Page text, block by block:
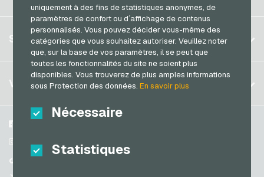
uniquement à des fins de statistiques anonymes, de
paramètres de confort ou d´affichage de contenus
personnalisés. Vous pouvez décider vous-même des
catégories que vous souhaitez autoriser. Veuillez noter
que, sur la base de vos paramètres, il se peut que
toutes les fonctionnalités du site ne soient plus
disponibles. Vous trouverez de plus amples informations
sous Protection des données.En savoir plus
Nécessaire
Statistiques
Brésil
Allemagne (DE)
Allemagne (EN)
France
Italie
Autriche
Suisse (DE)
S´inscrire
S´inscrire
Mon panier
SERVICE
FAQ
Conditions generales&Droit de retour
VGO-SHOP
A propos de nous
Partenaires
TikTok